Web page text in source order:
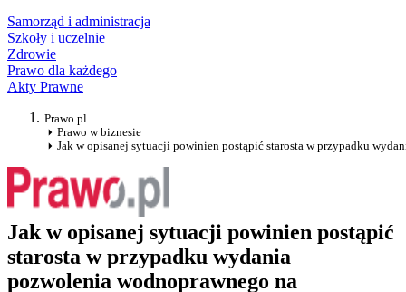
Samorząd i administracja
Szkoły i uczelnie
Zdrowie
Prawo dla każdego
Akty Prawne
Prawo.pl
Prawo w biznesie
Jak w opisanej sytuacji powinien postąpić starosta w przypadku
Jak w opisanej sytuacji powinien postąpić
starosta w przypadku wydania
pozwolenia wodnoprawnego na